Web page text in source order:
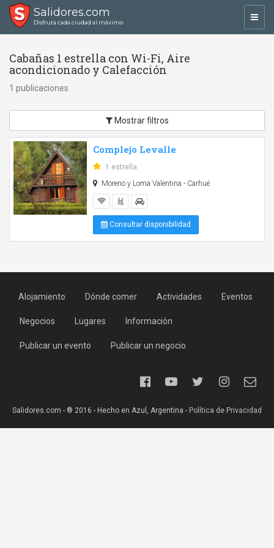
Salidores.com
Disfrutá cada ciudad al máximo
Cabañas 1 estrella con Wi-Fi, Aire
acondicionado y Calefacción
1 publicaciones
Mostrar filtros
Complejo Levalle
1 estrella
Moreno y Loma Valentina - Carhué
Consultar disponibilidad
Alojamiento Dónde comer Actividades Eventos
Negocios Lugares Información
Publicar un evento Publicar un negocio
Salidores.com - ® 2016 - Hecho en Azul, Argentina - Política de Privacidad